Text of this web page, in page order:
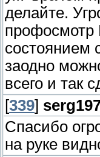
делайте.
профосмотр
состоянием
заодно
всего и так
[339]
Спасибо
на руке